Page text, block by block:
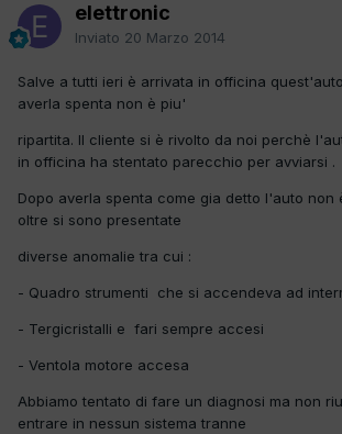
elettronic
Inviato 20 Marzo 2014
Salve a tutti ieri è arrivata in officina
averla spenta non è piu'
ripartita. Il cliente si è rivolto da noi perchè
in officina ha stentato parecchio per avviarsi .
Dopo averla spenta come gia detto l'auto non
oltre si sono presentate
diverse anomalie tra cui :
- Quadro strumenti che si accendeva ad
- Tergicristalli e fari sempre accesi
- Ventola motore accesa
Abbiamo tentato di fare un diagnosi ma non
entrare in nessun sistema tranne